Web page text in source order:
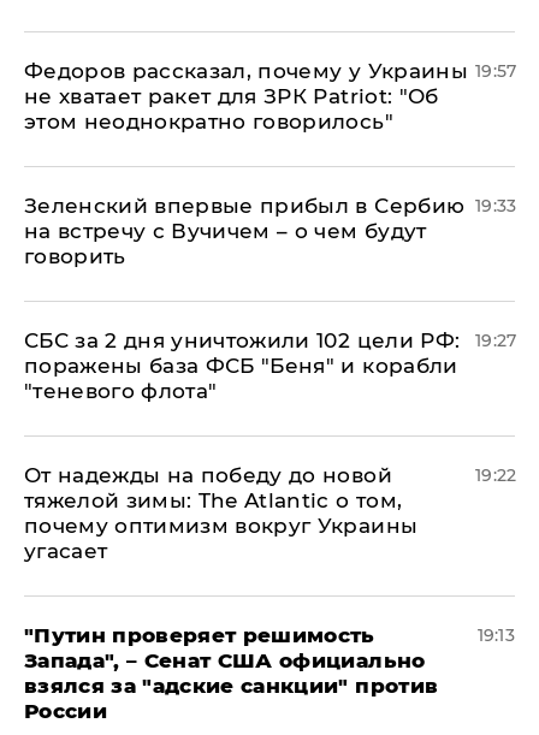
Федоров рассказал, почему у Украины
не хватает ракет для ЗРК Patriot: "Об
этом неоднократно говорилось"
19:57
Зеленский впервые прибыл в Сербию
на встречу с Вучичем – о чем будут
говорить
19:33
СБС за 2 дня уничтожили 102 цели РФ:
поражены база ФСБ "Беня" и корабли
"теневого флота"
19:27
От надежды на победу до новой
тяжелой зимы: The Atlantic о том,
почему оптимизм вокруг Украины
угасает
19:22
"Путин проверяет решимость
Запада", – Сенат США официально
взялся за "адские санкции" против
России
19:13